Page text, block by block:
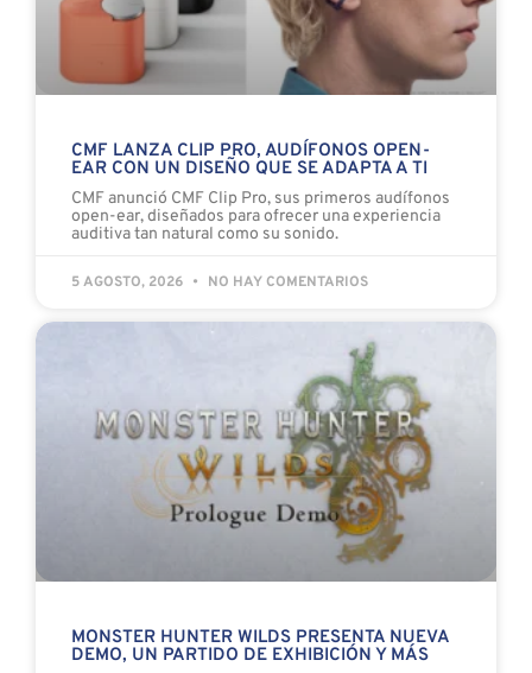
CMF LANZA CLIP PRO, AUDÍFONOS OPEN-
EAR CON UN DISEÑO QUE SE ADAPTA A TI
CMF anunció CMF Clip Pro, sus primeros audífonos
open-ear, diseñados para ofrecer una experiencia
auditiva tan natural como su sonido.
5 AGOSTO, 2026 NO HAY COMENTARIOS
MONSTER HUNTER WILDS PRESENTA NUEVA
DEMO, UN PARTIDO DE EXHIBICIÓN Y MÁS